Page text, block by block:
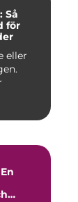
Så
för
eller